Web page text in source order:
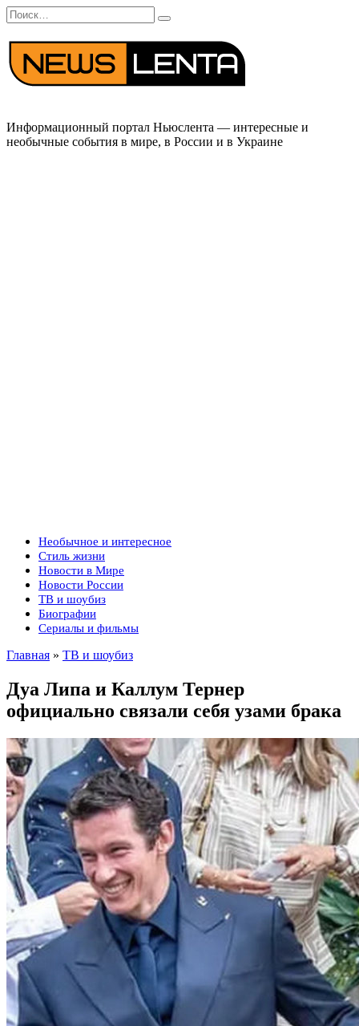
Перейти
к
содержанию
Search
for:
Информационный портал Ньюслента — интересные и
необычные события в мире, в России и в Украине
Необычное и интересное
Стиль жизни
Новости в Мире
Новости России
ТВ и шоубиз
Биографии
Сериалы и фильмы
Главная » ТВ и шоубиз
Дуа Липа и Каллум Тернер
официально связали себя узами брака